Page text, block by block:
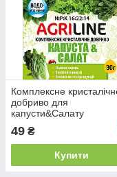
Комплексне
добриво для
капусти&Салату
49 ₴
Купити